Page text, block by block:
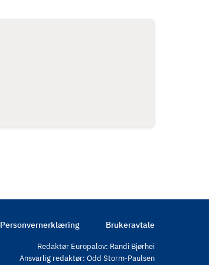
Personvernerklæring Brukeravtale
Redaktør Europalov: Randi Bjørhei
Ansvarlig redaktør: Odd Storm-Paulsen